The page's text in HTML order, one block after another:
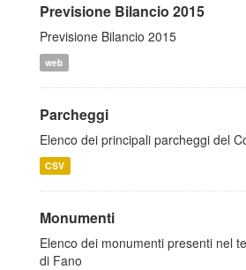
Previsione Bilancio 2015
Previsione Bilancio 2015
web
Parcheggi
Elenco dei principali parcheggi del
CSV
Monumenti
Elenco dei monumenti presenti nel
di Fano